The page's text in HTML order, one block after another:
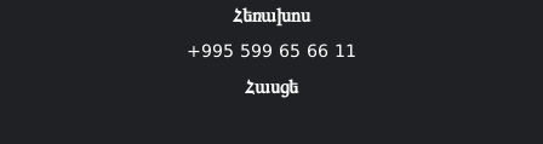
Հեռախոս
+995 599 65 66 11
Հասցե